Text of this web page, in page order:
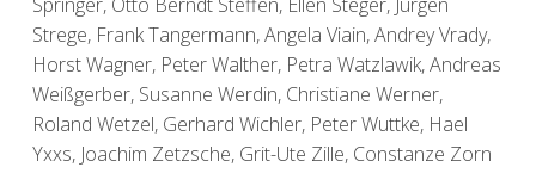
Strege, Frank Tangermann, Angela Viain, Andrey Vrady,
Horst Wagner, Peter Walther, Petra Watzlawik, Andreas
Weißgerber, Susanne Werdin, Christiane Werner,
Roland Wetzel, Gerhard Wichler, Peter Wuttke, Hael
Yxxs, Joachim Zetzsche, Grit-Ute Zille, Constanze Zorn